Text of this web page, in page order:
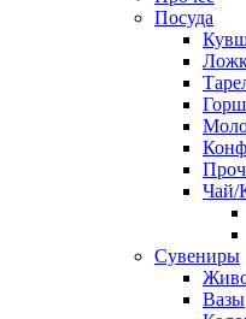
Посуда
Чай/
Сувениры
Вазы